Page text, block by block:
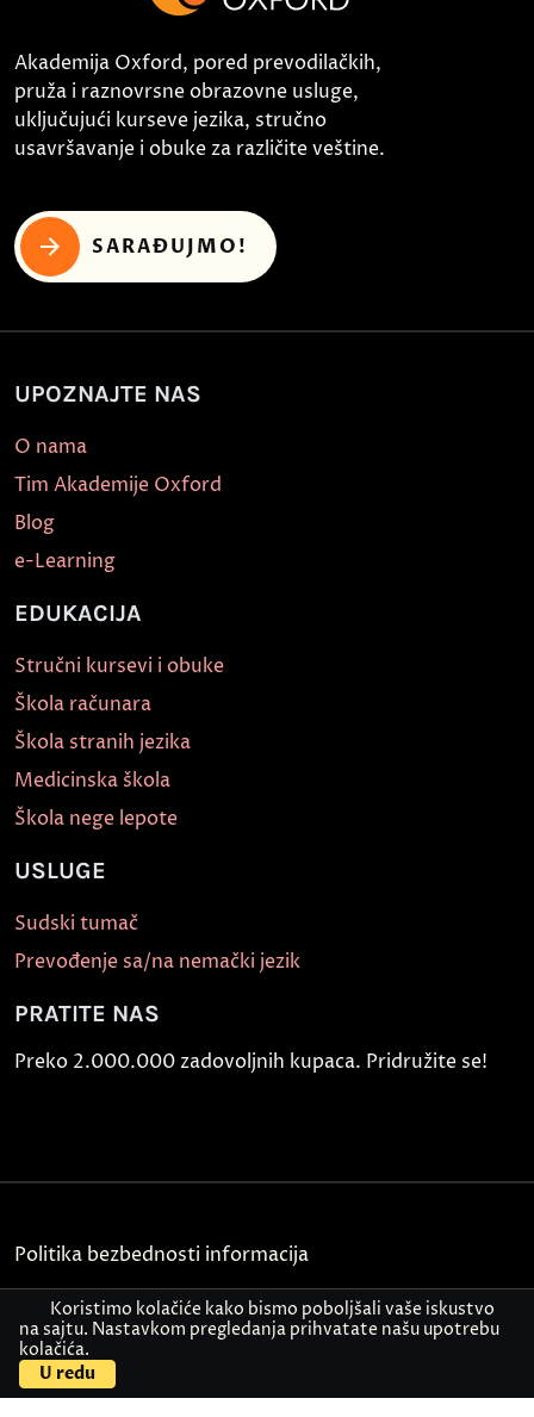
Akademija Oxford, pored prevodilačkih,
pruža i raznovrsne obrazovne usluge,
uključujući kurseve jezika, stručno
usavršavanje i obuke za različite veštine.
SARAĐUJMO!
UPOZNAJTE NAS
O nama
Tim Akademije Oxford
Blog
e-Learning
EDUKACIJA
Stručni kursevi i obuke
Škola računara
Škola stranih jezika
Medicinska škola
Škola nege lepote
USLUGE
Sudski tumač
Prevođenje sa/na nemački jezik
PRATITE NAS
Preko 2.000.000 zadovoljnih kupaca. Pridružite se!
Politika bezbednosti informacija
Kontakt
© Akademija Oxford 2026.
Koristimo kolačiće kako bismo poboljšali vaše iskustvo
na sajtu. Nastavkom pregledanja prihvatate našu upotrebu
kolačića.
U redu